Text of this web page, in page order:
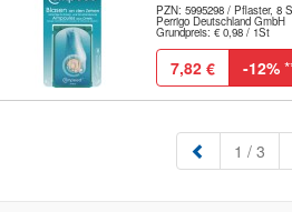
PZN: 5995298 / Pflaster, 8
Perrigo Deutschland GmbH
Grundpreis: € 0,98 / 1St
7,82 € -12%
1 / 3